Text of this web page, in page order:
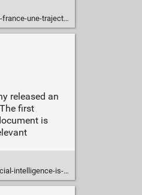
hors-de-controle/
released an
first
is
EV6jGaHiamQBxQQlMJqI